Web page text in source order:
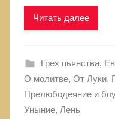
Читать далее
Грех пьянства,
О молитве, От Луки,
Прелюбодеяние и
Уныние, Лень